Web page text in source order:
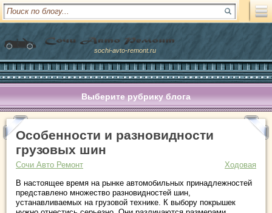
sochi-avto-remont.ru
Выберите рубрику блога
Особенности и разновидности
грузовых шин
Сочи Авто Ремонт
Ходовая
В настоящее время на рынке автомобильных принадлежностей
представлено множество разновидностей шин,
устанавливаемых на грузовой технике. К выбору покрышек